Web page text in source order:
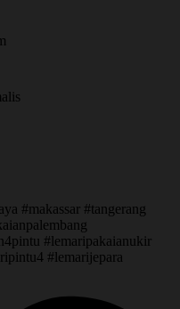
#makassar #tangerang
#lemaripakaianukir
#lemarijepara